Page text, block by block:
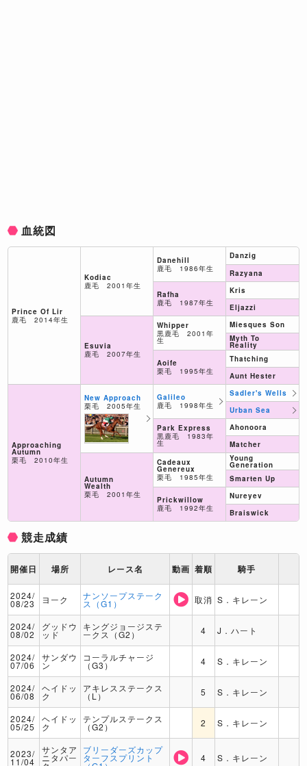
血統図
Prince Of Lir
鹿毛 2014年生
Approaching
Autumn
栗毛 2010年生
Kodiac
鹿毛 2001年生
Esuvia
鹿毛 2007年生
New Approach
栗毛 2005年生
Autumn
Wealth
栗毛 2001年生
Danehill
鹿毛 1986年生
Rafha
鹿毛 1987年生
Whipper
黒鹿毛 2001年
生
Aoife
栗毛 1995年生
Galileo
鹿毛 1998年生
Park Express
黒鹿毛 1983年
生
Cadeaux
Genereux
栗毛 1985年生
Prickwillow
鹿毛 1992年生
Danzig
Razyana
Kris
Eljazzi
Miesques Son
Myth To
Reality
Thatching
Aunt Hester
Sadler's Wells
Urban Sea
Ahonoora
Matcher
Young
Generation
Smarten Up
Nureyev
Braiswick
競走成績
開催日 場所 レース名 動画 着順 騎手
2024/
08/23 ヨーク ナンソープステーク
ス（G1） 取消 S．キレーン
2024/
08/02
グッドウ
ッド
キングジョージステ
ークス（G2） 4 J．ハート
2024/
07/06
サンダウ
ン
コーラルチャージ
（G3） 4 S．キレーン
2024/
06/08
ヘイドッ
ク
アキレスステークス
（L） 5 S．キレーン
2024/
05/25
ヘイドッ
ク
テンプルステークス
（G2） 2 S．キレーン
2023/
11/04
サンタア
ニタパー
ブリーダーズカップ
ターフスプリント 4 S．キレーン